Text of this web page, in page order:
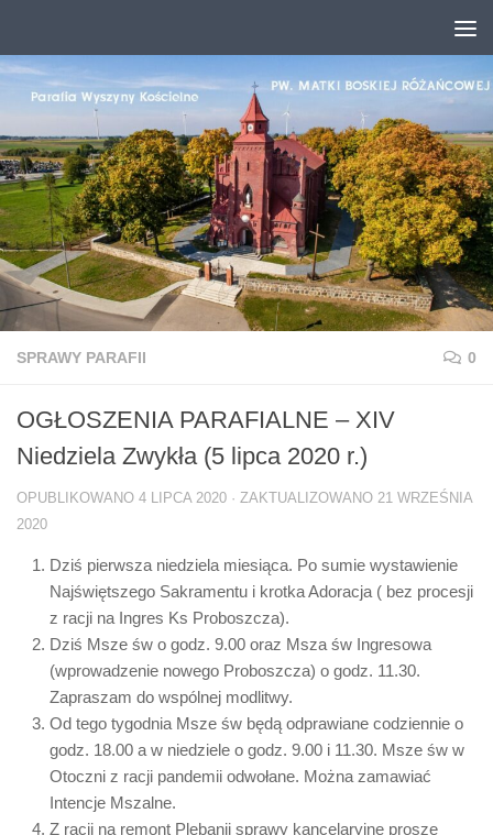
SPRAWY PARAFII 0
OGŁOSZENIA PARAFIALNE – XIV
Niedziela Zwykła (5 lipca 2020 r.)
OPUBLIKOWANO 4 LIPCA 2020 · ZAKTUALIZOWANO 21 WRZEŚNIA
2020
Dziś pierwsza niedziela miesiąca. Po sumie wystawienie
Najświętszego Sakramentu i krotka Adoracja ( bez procesji
z racji na Ingres Ks Proboszcza).
Dziś Msze św o godz. 9.00 oraz Msza św Ingresowa
(wprowadzenie nowego Proboszcza) o godz. 11.30.
Zapraszam do wspólnej modlitwy.
Od tego tygodnia Msze św będą odprawiane codziennie o
godz. 18.00 a w niedziele o godz. 9.00 i 11.30. Msze św w
Otoczni z racji pandemii odwołane. Można zamawiać
Intencje Mszalne.
Z racji na remont Plebanii sprawy kancelaryjne proszę